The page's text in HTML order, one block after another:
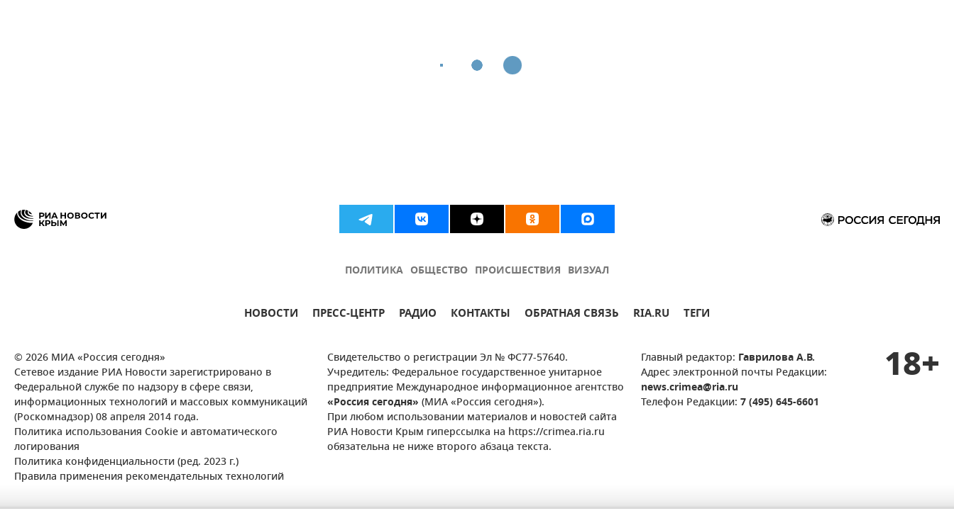
ПОЛИТИКА ОБЩЕСТВО ПРОИСШЕСТВИЯ ВИЗУАЛ
НОВОСТИ ПРЕСС-ЦЕНТР РАДИО КОНТАКТЫ ОБРАТНАЯ СВЯЗЬ RIA.RU ТЕГИ
© 2026 МИА «Россия сегодня»
Сетевое издание РИА Новости зарегистрировано в
Федеральной службе по надзору в сфере связи,
информационных технологий и массовых коммуникаций
(Роскомнадзор) 08 апреля 2014 года.
Политика использования Cookie и автоматического
логирования
Политика конфиденциальности (ред. 2023 г.)
Правила применения рекомендательных технологий
Свидетельство о регистрации Эл № ФС77-57640.
Учредитель: Федеральное государственное унитарное
предприятие Международное информационное агентство
«Россия сегодня» (МИА «Россия сегодня»).
При любом использовании материалов и новостей сайта
РИА Новости Крым гиперссылка на https://crimea.ria.ru
обязательна не ниже второго абзаца текста.
Главный редактор: Гаврилова А.В.
Адрес электронной почты Редакции:
news.crimea@ria.ru
Телефон Редакции: 7 (495) 645-6601
18+